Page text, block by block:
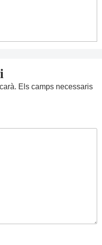
Els camps necessaris